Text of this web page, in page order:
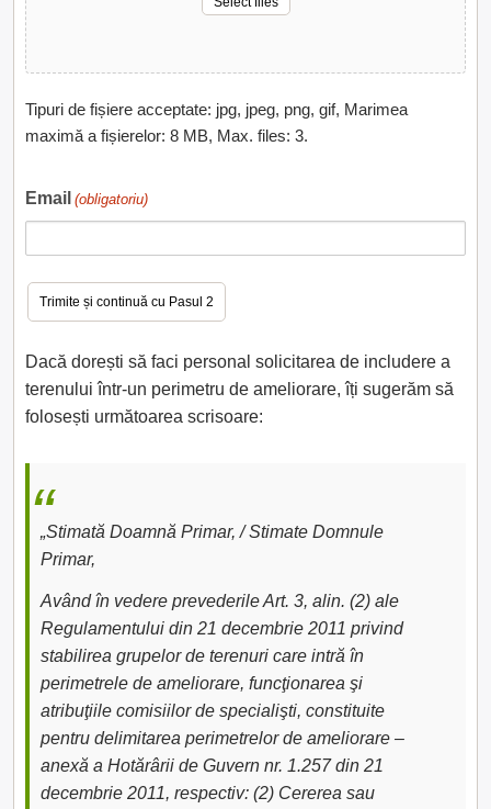
Tipuri de fișiere acceptate: jpg, jpeg, png, gif, Marimea
maximă a fișierelor: 8 MB, Max. files: 3.
Email (obligatoriu)
Dacă dorești să faci personal solicitarea de includere a
terenului într-un perimetru de ameliorare, îți sugerăm să
folosești următoarea scrisoare:
„Stimată Doamnă Primar, / Stimate Domnule
Primar,
Având în vedere prevederile Art. 3, alin. (2) ale
Regulamentului din 21 decembrie 2011 privind
stabilirea grupelor de terenuri care intră în
perimetrele de ameliorare, funcţionarea şi
atribuţiile comisiilor de specialişti, constituite
pentru delimitarea perimetrelor de ameliorare –
anexă a Hotărârii de Guvern nr. 1.257 din 21
decembrie 2011, respectiv: (2) Cererea sau